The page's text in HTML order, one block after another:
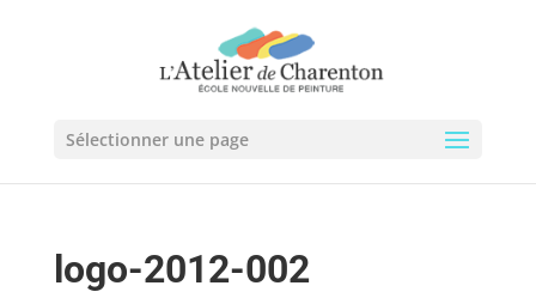
Sélectionner une page
logo-2012-002